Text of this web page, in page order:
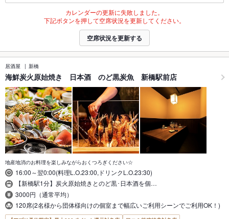
カレンダーの更新に失敗しました。
下記ボタンを押して空席状況を更新してください。
空席状況を更新する
居酒屋 新橋
海鮮炭火原始焼き 日本酒 のど黒炭魚 新橋駅前店
地産地消のお料理を楽しみながらおくつろぎください☆
16:00～翌0:00(料理L.O.23:00,ドリンクL.O.23:30)
【新橋駅1分】炭火原始焼きとのど黒･日本酒を個…
3000円（通常平均）
120席(2名様から団体様向けの個室まで幅広いご利用シーンでご利用OK！)